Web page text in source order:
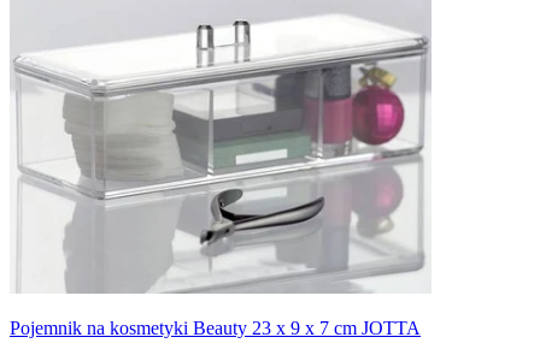
Pojemnik na kosmetyki Beauty 23 x 9 x 7 cm JOTTA